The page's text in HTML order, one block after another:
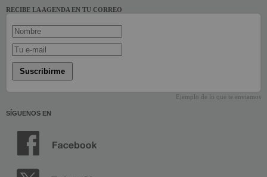
RECIBE LA AGENDA EN TU CORREO
Suscribirme
Ejemplo de lo que te enviamos
SÍGUENOS EN